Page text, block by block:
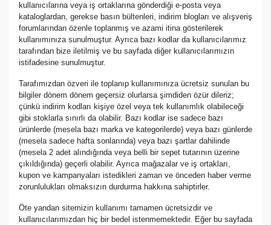
kullanıcılarına veya iş ortaklarına gönderdiği e-posta veya
kataloglardan, gerekse basın bültenleri, indirim blogları ve alışveriş
forumlarından özenle toplanmış ve azami itina gösterilerek
kullanımınıza sunulmuştur. Ayrıca bazı kodlar da kullanıcılarımız
tarafından bize iletilmiş ve bu sayfada diğer kullanıcılarımızın
istifadesine sunulmuştur.
Tarafımızdan özveri ile toplanıp kullanımınıza ücretsiz sunulan bu
bilgiler dönem dönem geçersiz olurlarsa şimdiden özür dileriz;
çünkü indirim kodları kişiye özel veya tek kullanımlık olabileceği
gibi stoklarla sınırlı da olabilir. Bazı kodlar ise sadece bazı
ürünlerde (mesela bazı marka ve kategorilerde) veya bazı günlerde
(mesela sadece hafta sonlarında) veya bazı şartlar dahilinde
(mesela 2 adet alındığında veya belli bir sepet tutarının üzerine
çıkıldığında) geçerli olabilir. Ayrıca mağazalar ve iş ortakları,
kupon ve kampanyaları istedikleri zaman ve önceden haber verme
zorunlulukları olmaksızın durdurma hakkına sahiptirler.
Öte yandan sitemizin kullanımı tamamen ücretsizdir ve
kullanıcılarımızdan hiç bir bedel istenmemektedir. Eğer bu sayfada